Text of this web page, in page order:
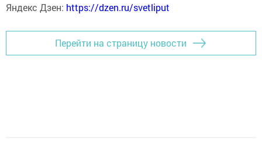
Яндекс Дзен: https://dzen.ru/svetliput
Перейти на страницу новости